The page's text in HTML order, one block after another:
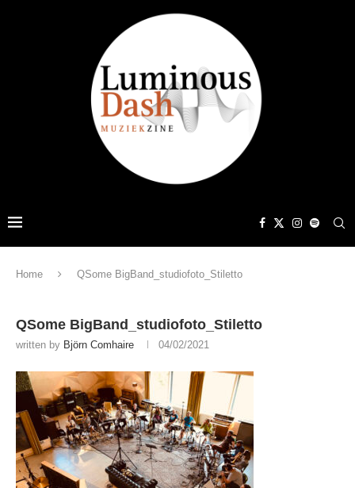
Home QSome BigBand_studiofoto_Stiletto
QSome BigBand_studiofoto_Stiletto
written by Björn Comhaire 04/02/2021